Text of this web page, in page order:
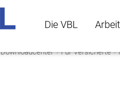
Die VBL
Die VBL
Downloadcenter Für Versicherte